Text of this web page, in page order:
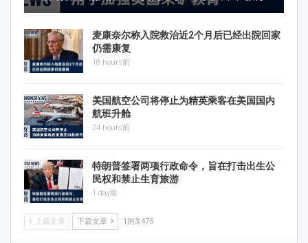
麦康奈尔称入院救治近2个月后已经出院回家
仍需康复
18 hours前
美国航空公司将停止为精英乘客在美国国内
航班升舱
24 hours前
特朗普签署两项行政命令，旨在打击出生公
民权和禁止生育旅游
1 day前
上篇文章 下篇文章 1的3,475